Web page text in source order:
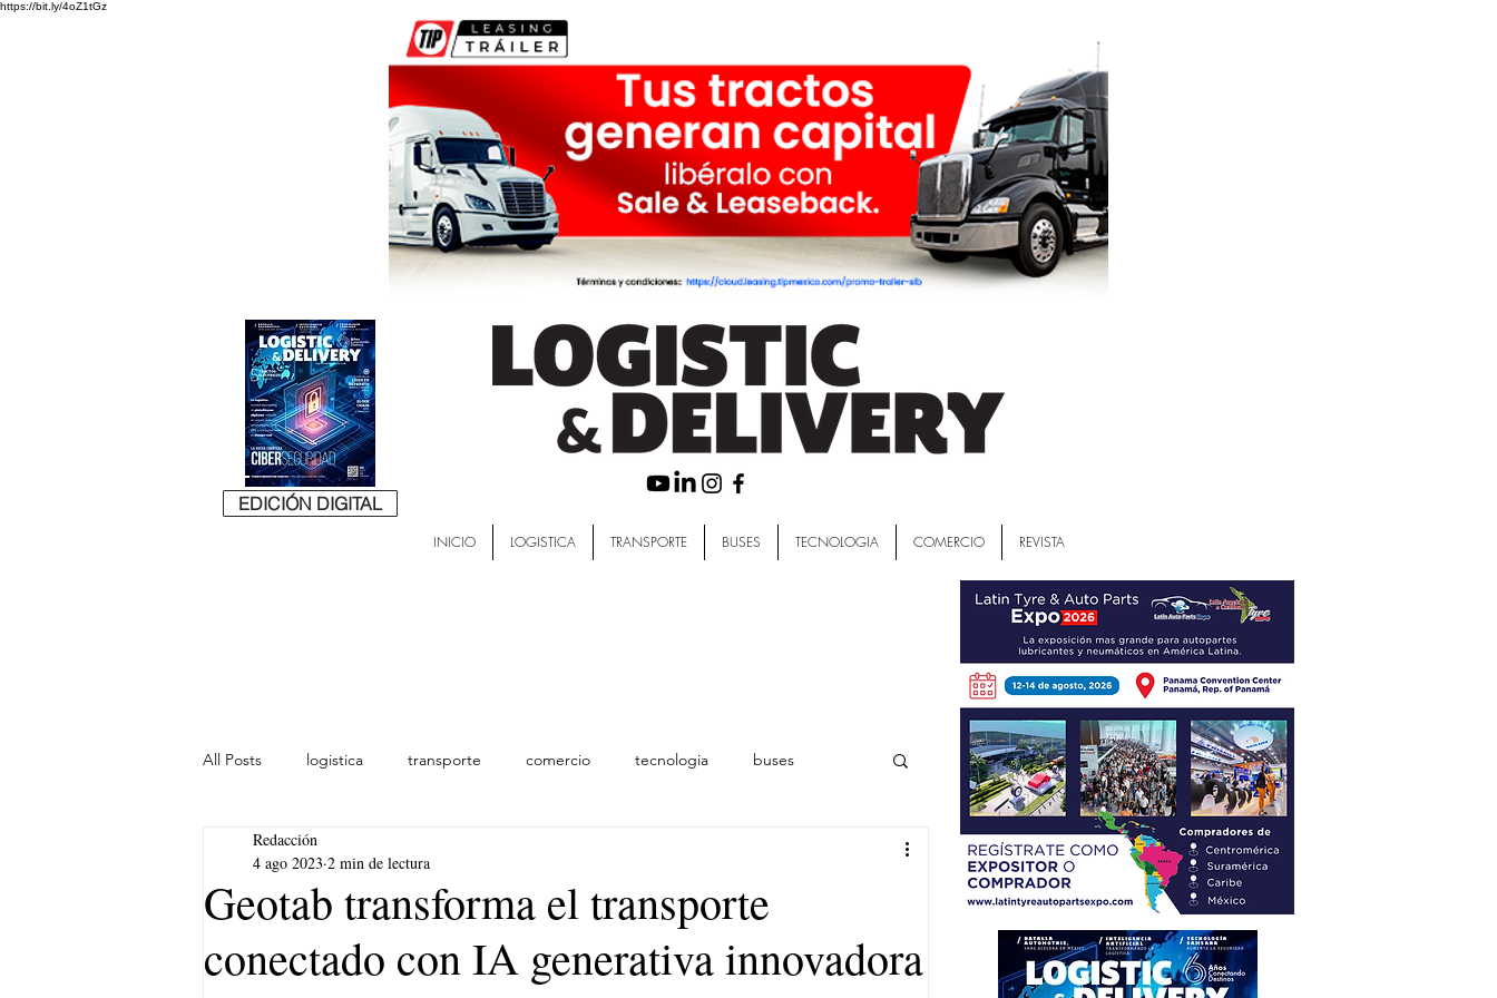
https://bit.ly/4oZ1tGz
EDICIÓN DIGITAL
INICIO LOGISTICA TRANSPORTE BUSES TECNOLOGIA COMERCIO REVISTA
All Posts logistica transporte comercio tecnologia buses
lideres
Geotab transforma el transporte
conectado con IA generativa innovadora
Redacción
4 ago 2023 2 min de lectura